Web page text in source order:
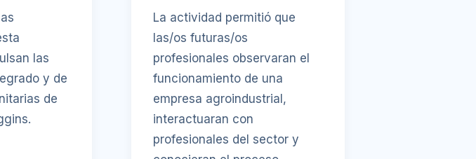
las
y de
de
La actividad permitió que
las/os futuras/os
profesionales observaran el
funcionamiento de una
empresa agroindustrial,
interactuaran con
profesionales del sector y